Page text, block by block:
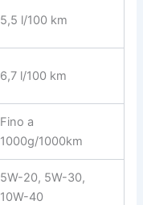
5,5 l/100 km
6,7 l/100 km
Fino a
1000g/1000km
5W-20, 5W-30,
10W-40